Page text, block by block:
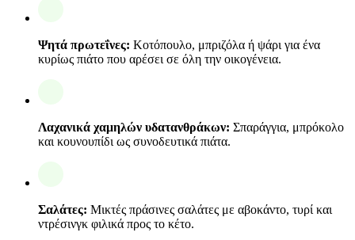
Ψητά πρωτεΐνες: Κοτόπουλο, μπριζόλα ή ψάρι για ένα
κυρίως πιάτο που αρέσει σε όλη την οικογένεια.
Λαχανικά χαμηλών υδατανθράκων: Σπαράγγια, μπρόκολο
και κουνουπίδι ως συνοδευτικά πιάτα.
Σαλάτες: Μικτές πράσινες σαλάτες με αβοκάντο, τυρί και
ντρέσινγκ φιλικά προς το κέτο.